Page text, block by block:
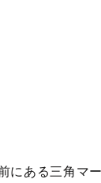
にある三角マ